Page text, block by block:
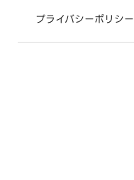
プライバシーポリシー